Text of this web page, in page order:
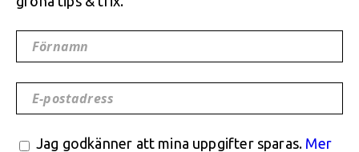
Förnamn
E-postadress
Jag godkänner att mina uppgifter sparas. Mer